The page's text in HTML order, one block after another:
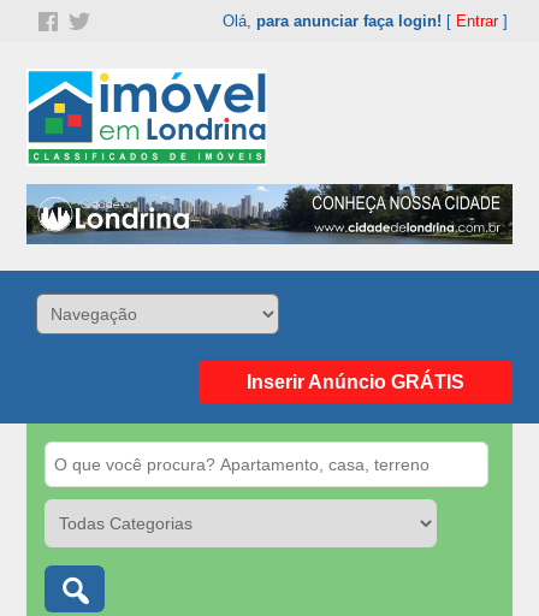
Olá, para anunciar faça login! [ Entrar]
Inserir Anúncio GRÁTIS